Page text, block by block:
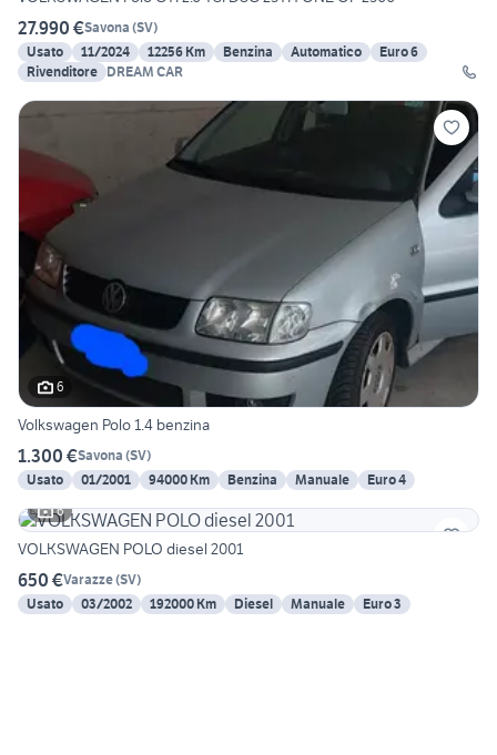
27.990 €Savona (SV)
Usato
11/2024 12256 Km Benzina Automatico
Euro 6
Rivenditore DREAM CAR
6
Volkswagen Polo 1.4 benzina
1.300 €Savona (SV)
Usato
01/2001 94000 Km Benzina Manuale
Euro 4
6
VOLKSWAGEN POLO diesel 2001
650 €Varazze(SV)
Usato
03/2002 192000 Km Diesel Manuale Euro 3